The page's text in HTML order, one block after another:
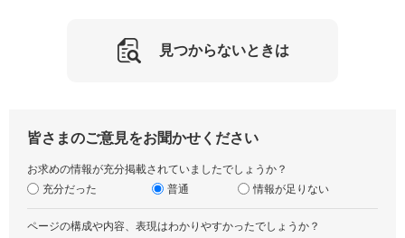
見つからないときは
皆さまのご意見をお聞かせください
お求めの情報が充分掲載されていましたでしょうか？
充分だった
普通 情報が足りない
ページの構成や内容、表現はわかりやすかったでしょうか？